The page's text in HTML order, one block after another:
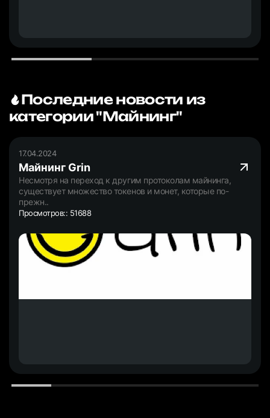
Последние новости из
категории "Майнинг"
17.04.2024
Майнинг Grin
Несмотря на переход к другим протоколам майнинга,
существует множество токенов и монет, которые по-
прежн..
Просмотров:: 51688